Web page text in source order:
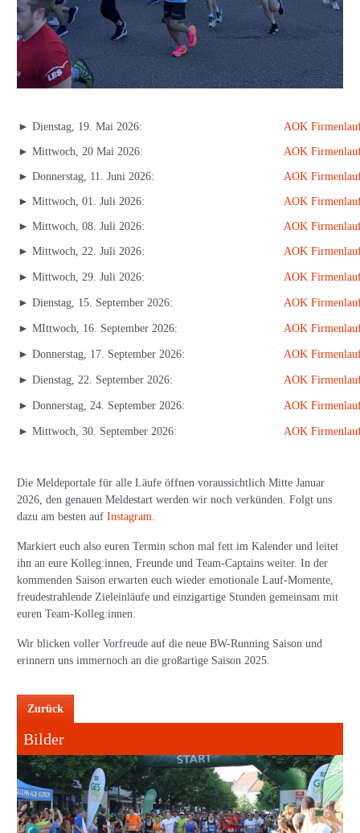
► Dienstag, 19. Mai 2026: AOK
► Mittwoch, 20 Mai 2026: AOK
► Donnerstag, 11. Juni 2026: AOK
► Mittwoch, 01. Juli 2026: AOK
► Mittwoch, 08. Juli 2026: AOK
► Mittwoch, 22. Juli 2026: AOK
► Mittwoch, 29. Juli 2026: AOK
► Dienstag, 15. September 2026: AOK
► MIttwoch, 16. September 2026: AOK
► Donnerstag, 17. September 2026: AOK
► Dienstag, 22. September 2026: AOK
► Donnerstag, 24. September 2026: AOK
► Mittwoch, 30. September 2026: AOK
Die Meldeportale für alle Läufe öffnen voraussichtlich Mitte Januar
2026, den genauen Meldestart werden wir noch verkünden. Folgt uns
dazu am besten auf Instagram.
Markiert euch also euren Termin schon mal fett im Kalender und leitet
ihn an eure Kolleg:innen, Freunde und Team-Captains weiter. In der
kommenden Saison erwarten euch wieder emotionale Lauf-Momente,
freudestrahlende Zieleinläufe und einzigartige Stunden gemeinsam mit
euren Team-Kolleg:innen.
Wir blicken voller Vorfreude auf die neue BW-Running Saison und
erinnern uns immernoch an die großartige Saison 2025.
Zurück
Bilder